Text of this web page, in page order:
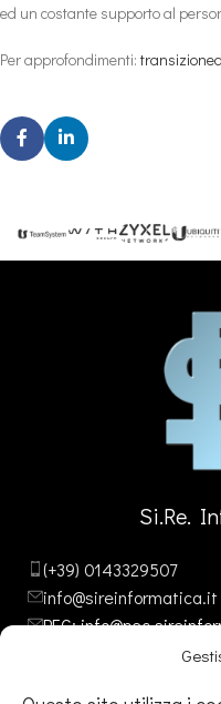
ed un costante supporto al
Per approfondimenti:
Si.Re.
(+39) 0143329507
info@sireinformatica.it
PEC: